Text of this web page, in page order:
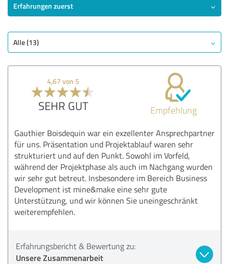
Erfahrungen zuerst
Alle (13)
4,67 von 5
SEHR GUT Empfehlung
Gauthier Boisdequin war ein exzellenter Ansprechpartner
für uns. Präsentation und Projektablauf waren sehr
strukturiert und auf den Punkt. Sowohl im Vorfeld,
während der Projektphase als auch im Nachgang wurden
wir sehr gut betreut. Insbesondere im Bereich Business
Development ist mine&make eine sehr gute
Unterstützung, und wir können Sie uneingeschränkt
weiterempfehlen.
Erfahrungsbericht & Bewertung zu:
Unsere Zusammenarbeit